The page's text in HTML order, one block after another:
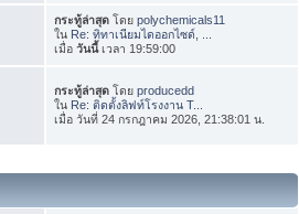
กระทู้ล่าสุด โดยpolychemicals11
ใน Re: ทิทาเนียมไดออกไซด์, ...
เมื่อวันนี้เวลา 19:59:00
กระทู้ล่าสุด โดยproducedd
ใน Re: ติดตั้งลิฟท์โรงงาน T...
เมื่อ วันที่ 24 กรกฎาคม 2026, 21:38:01 น.